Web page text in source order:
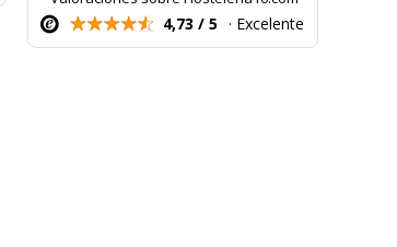
4,73 / 5 · Excelente